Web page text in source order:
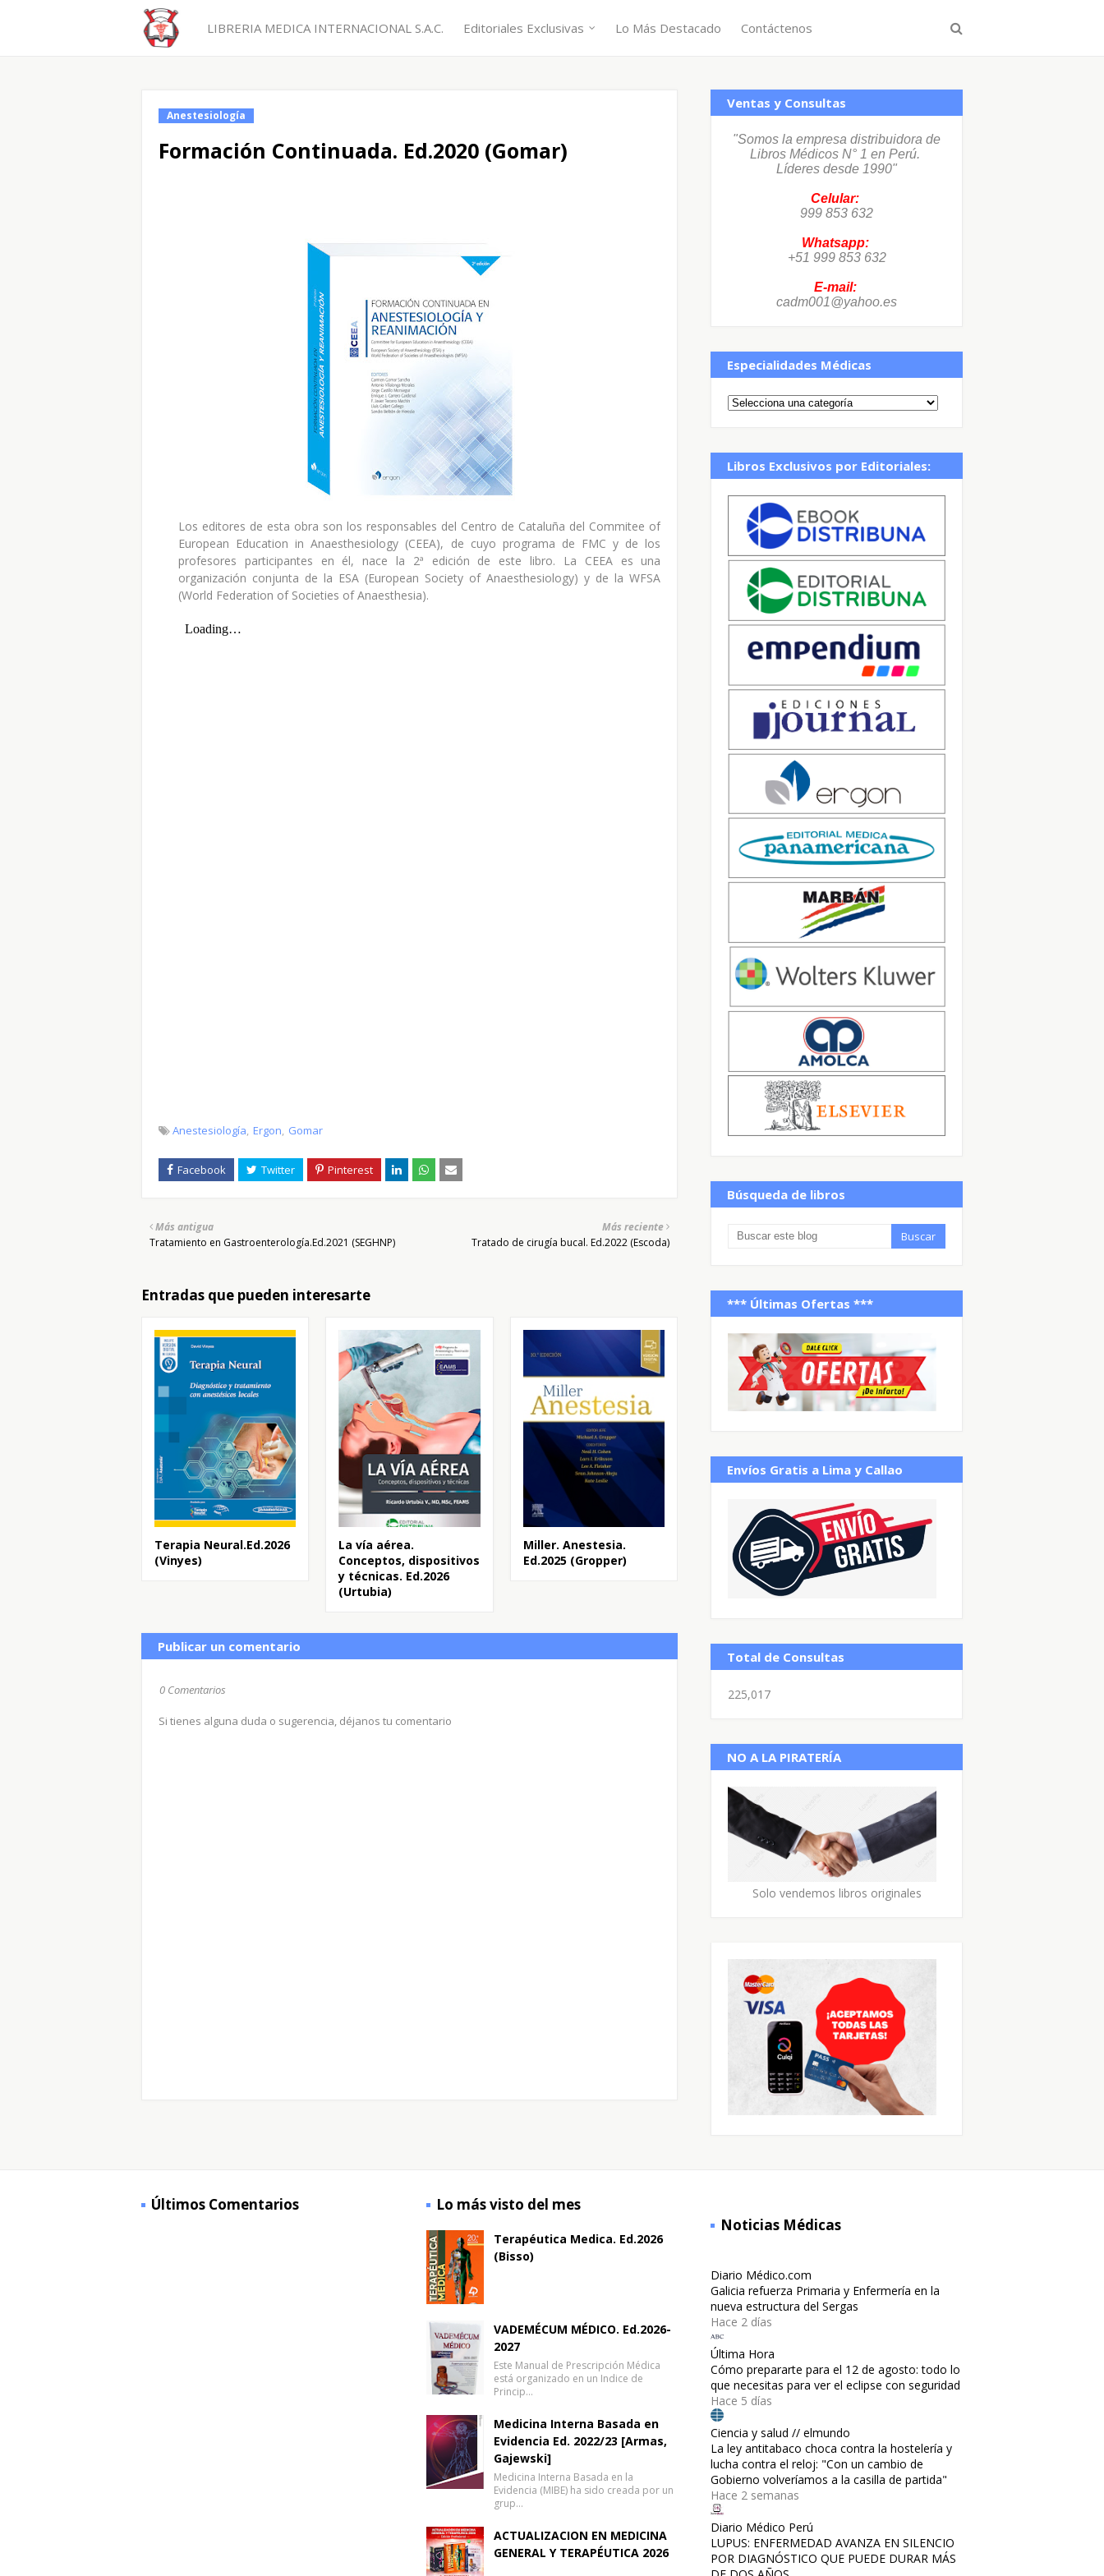
LIBRERIA MEDICA INTERNACIONAL S.A.C. Editoriales Exclusivas Lo Más Destacado Contáctenos
Anestesiología
Formación Continuada. Ed.2020 (Gomar)
Los editores de esta obra son los responsables del Centro de Cataluña del Commitee of
European Education in Anaesthesiology (CEEA), de cuyo programa de FMC y de los
profesores participantes en él, nace la 2ª edición de este libro. La CEEA es una
organización conjunta de la ESA (European Society of Anaesthesiology) y de la WFSA
(World Federation of Societies of Anaesthesia).
Anestesiología Ergon Gomar
Más reciente
Tratado de cirugía bucal. Ed.2022 (Escoda)
Más antigua
Tratamiento en Gastroenterología.Ed.2021 (SEGHNP)
Entradas que pueden interesarte
Terapia Neural.Ed.2026
(Vinyes)
La vía aérea.
Conceptos, dispositivos
y técnicas. Ed.2026
(Urtubia)
Miller. Anestesia.
Ed.2025 (Gropper)
Publicar un comentario
0 Comentarios
Si tienes alguna duda o sugerencia, déjanos tu comentario
Ventas y Consultas
"Somos la empresa distribuidora de
Libros Médicos N° 1 en Perú.
Líderes desde 1990"
Celular:
999 853 632
Whatsapp:
+51 999 853 632
E-mail:
cadm001@yahoo.es
Especialidades Médicas
Libros Exclusivos por Editoriales:
Búsqueda de libros
*** Últimas Ofertas ***
Envíos Gratis a Lima y Callao
Total de Consultas
225,017
NO A LA PIRATERÍA
Solo vendemos libros originales
Últimos Comentarios Lo más visto del mes
Terapéutica Medica. Ed.2026
(Bisso)
VADEMÉCUM MÉDICO. Ed.2026-
2027
Este Manual de Prescripción Médica
está organizado en un Indice de
Princip…
Medicina Interna Basada en
Evidencia Ed. 2022/23 [Armas,
Gajewski]
Medicina Interna Basada en la
Evidencia (MIBE) ha sido creada por un
grup…
ACTUALIZACION EN MEDICINA
GENERAL Y TERAPÉUTICA 2026
Noticias Médicas
Diario Médico.com
Galicia refuerza Primaria y Enfermería en la
nueva estructura del Sergas
Hace 2 días
Última Hora
Cómo prepararte para el 12 de agosto: todo lo
que necesitas para ver el eclipse con seguridad
Hace 5 días
Ciencia y salud // elmundo
La ley antitabaco choca contra la hostelería y
lucha contra el reloj: "Con un cambio de
Gobierno volveríamos a la casilla de partida"
Hace 2 semanas
Diario Médico Perú
LUPUS: ENFERMEDAD AVANZA EN SILENCIO
POR DIAGNÓSTICO QUE PUEDE DURAR MÁS